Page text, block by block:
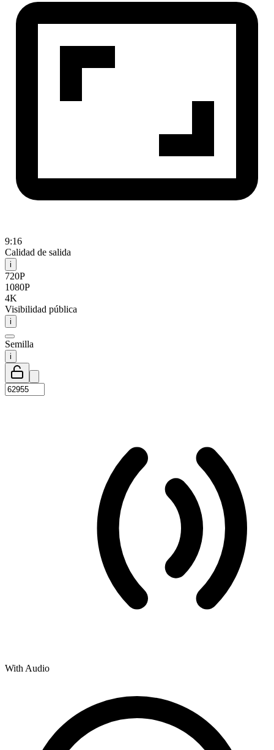
9:16
Calidad de salida
i
720P
1080P
4K
Visibilidad pública
i
Semilla
i
With Audio